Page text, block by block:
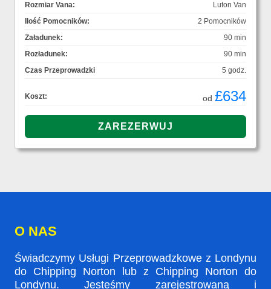
Rozmiar Vana:
Luton Van
Ilość Pomocników:
2 Pomocników
Załadunek:
90 min
Rozładunek:
90 min
Czas Przeprowadzki
5 godz.
Koszt: od £634
O NAS
Świadczymy Usługi Przeprowadzkowe z Londynu
do Chipping Norton lub z Chipping Norton do
Londynu. Jesteśmy zarejestrowaną i